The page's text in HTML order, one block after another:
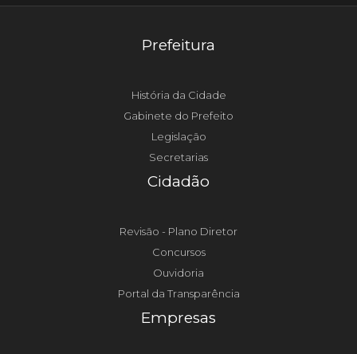
Prefeitura
História da Cidade
Gabinete do Prefeito
Legislação
Secretarias
Cidadão
Revisão - Plano Diretor
Concursos
Ouvidoria
Portal da Transparência
Empresas